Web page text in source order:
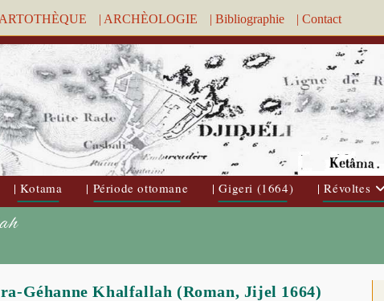
| ARCHÈOLOGIE | Bibliographie | Contact
| Kotama | Période ottomane | Gigeri (1664) | Révoltes
Géhanne Khalfallah (Roman, Jijel 1664)